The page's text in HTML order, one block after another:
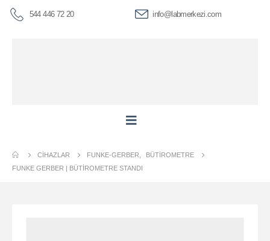
544 446 72 20 info@labmerkezi.com
CIHAZLAR FUNKE-GERBER
BÜTIROMETRE
FUNKE GERBER | BÜTIROMETRE STANDI